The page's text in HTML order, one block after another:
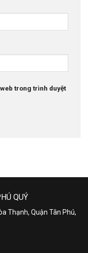
trong trình duyệt
QUÝ
Thạnh, Quận Tân Phú,